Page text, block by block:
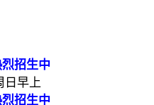
招生中
早上
招生中